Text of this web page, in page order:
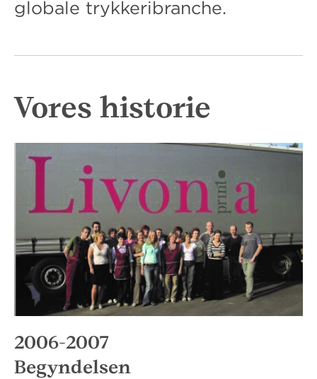
globale trykkeribranche.
Vores historie
2006-2007
Begyndelsen